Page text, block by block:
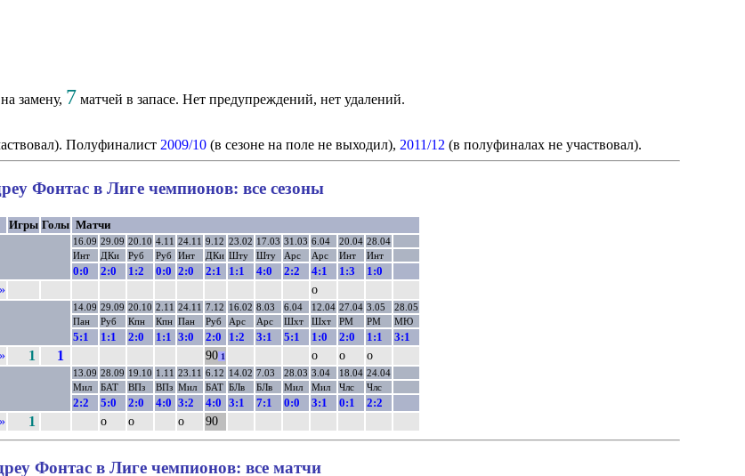
замену, 7 матчей в запасе. Нет предупреждений, нет удалений.
Полуфиналист 2009/10(в сезоне на поле не выходил), 2011/12 (в полуфиналах не участвовал).
Фонтас в Лиге чемпионов: все сезоны
Игры Голы Матчи
16.09 29.09 20.10 4.11 24.11 9.12 23.02 17.03 31.03 6.04 20.04 28.04
Инт
ДКи Руб Руб Инт ДКи Шту Шту Арс Арс Инт Инт
0:0 2:0 1:2 0:0 2:0 2:1 1:1 4:0 2:2 4:1 1:3 1:0
о
14.09 29.09 20.10 2.11 24.11 7.12 16.02 8.03 6.04 12.04 27.04 3.05
28.05
Пан
Руб Кпн Кпн Пан Руб Арс Арс Шхт Шхт РМ РМ МЮ
5:1 1:1 2:0 1:1 3:0 2:0 1:2 3:1 5:1 1:0 2:0 1:1 3:1
1 1 90 1 о о о
13.09 28.09 19.10 1.11 23.11 6.12 14.02 7.03 28.03 3.04 18.04 24.04
Мил
БАТ ВПз ВПз Мил БАТ БЛв БЛв Мил Мил Члс Члс
2:2 5:0 2:0 4:0 3:2 4:0 3:1 7:1 0:0 3:1 0:1 2:2
1 о о о 90
Фонтас в Лиге чемпионов: все матчи